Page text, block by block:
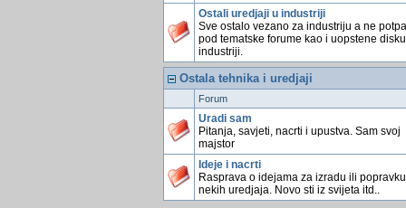
Ostali uredjaji u industriji
Sve ostalo vezano za industriju a ne
pod tematske forume kao i uopstene
industriji.
Ostala tehnika i uredjaji
Forum
Uradi sam
Pitanja, savjeti, nacrti i upustva. Sam svoj
majstor
Ideje i nacrti
Rasprava o idejama za izradu ili popravku
nekih uredjaja. Novo sti iz svijeta itd..